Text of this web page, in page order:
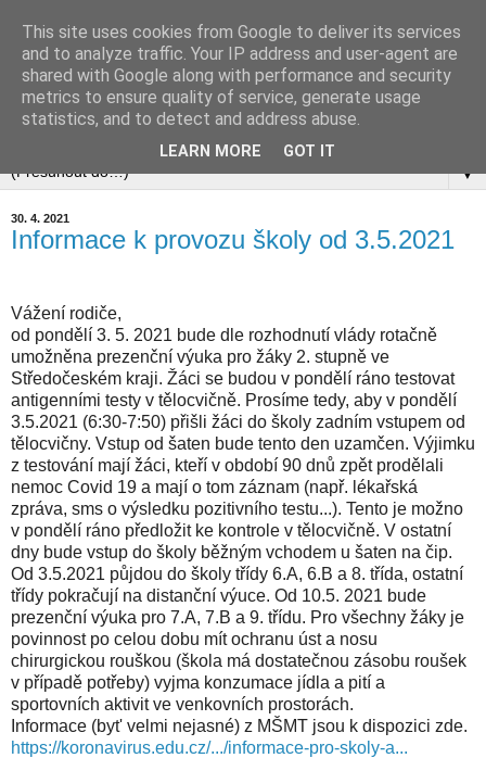
▼
30. 4. 2021
Informace k provozu školy od 3.5.2021
Vážení rodiče,
od pondělí 3. 5. 2021 bude dle rozhodnutí vlády rotačně
umožněna prezenční výuka pro žáky 2. stupně ve
Středočeském kraji. Žáci se budou v pondělí ráno testovat
antigenními testy v tělocvičně. Prosíme tedy, aby v pondělí
3.5.2021 (6:30-7:50) přišli žáci do školy zadním vstupem od
tělocvičny. Vstup od šaten bude tento den uzamčen. Výjimku
z testování mají žáci, kteří v období 90 dnů zpět prodělali
nemoc Covid 19 a mají o tom záznam (např. lékařská
zpráva, sms o výsledku pozitivního testu...). Tento je možno
v pondělí ráno předložit ke kontrole v tělocvičně. V ostatní
dny bude vstup do školy běžným vchodem u šaten na čip.
Od 3.5.2021 půjdou do školy třídy 6.A, 6.B a 8. třída, ostatní
třídy pokračují na distanční výuce. Od 10.5. 2021 bude
prezenční výuka pro 7.A, 7.B a 9. třídu. Pro všechny žáky je
povinnost po celou dobu mít ochranu úst a nosu
chirurgickou rouškou (škola má dostatečnou zásobu roušek
v případě potřeby) vyjma konzumace jídla a pití a
sportovních aktivit ve venkovních prostorách.
Informace (byt' velmi nejasné) z MŠMT jsou k dispozici zde.
https://koronavirus.edu.cz/.../informace-pro-skoly-a...
This site uses cookies from Google to deliver its services
and to analyze traffic. Your IP address and user-agent are
shared with Google along with performance and security
metrics to ensure quality of service, generate usage
statistics, and to detect and address abuse.
LEARN MORE GOT IT